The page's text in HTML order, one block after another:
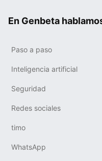
En Genbeta
Paso a paso
Inteligencia artificial
Seguridad
Redes sociales
timo
WhatsApp